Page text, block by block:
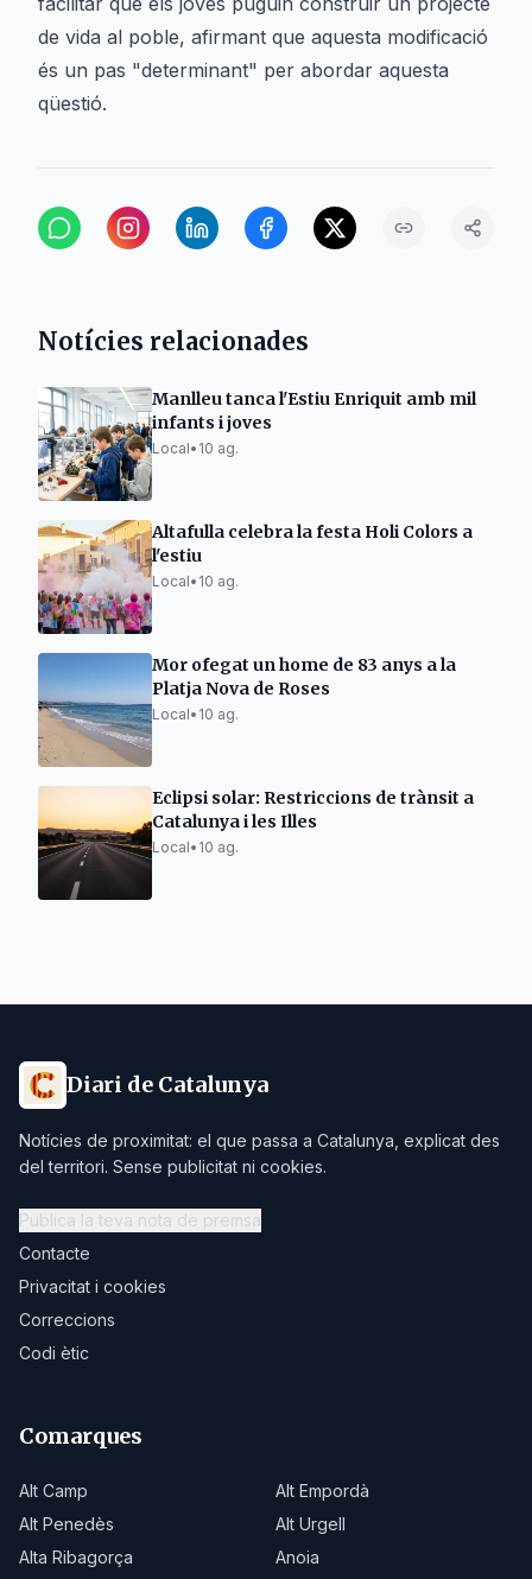
de vida al poble, afirmant que aquesta modificació
és un pas "determinant" per abordar aquesta
qüestió.
Notícies relacionades
Manlleu tanca l'Estiu Enriquit amb mil
infants i joves
Local• 10 ag.
Altafulla celebra la festa Holi Colors a
l'estiu
Local• 10 ag.
Mor ofegat un home de 83 anys a la
Platja Nova de Roses
Local• 10 ag.
Eclipsi solar: Restriccions de trànsit a
Catalunya i les Illes
Local• 10 ag.
Diari de Catalunya
Notícies de proximitat: el que passa a Catalunya, explicat des
del territori. Sense publicitat ni cookies.
Publica la teva nota de premsa
Contacte
Privacitat i cookies
Correccions
Codi ètic
Comarques
Alt Camp
Alt Empordà
Alt Penedès
Alt Urgell
Alta Ribagorça
Anoia